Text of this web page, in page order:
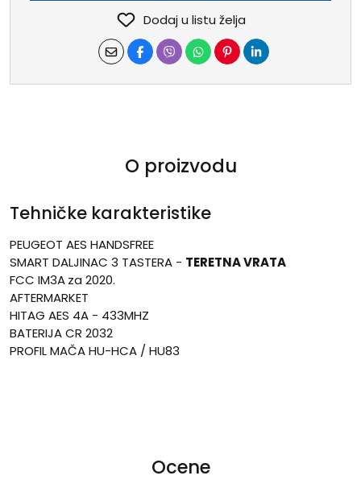
Dodaj u listu želja
O proizvodu
Tehničke karakteristike
PEUGEOT AES HANDSFREE
SMART DALJINAC 3 TASTERA - TERETNA VRATA
FCC IM3Aza 2020.
AFTERMARKET
HITAG AES 4A - 433MHZ
BATERIJA CR 2032
PROFIL MAČA HU-HCA / HU83
Ocene